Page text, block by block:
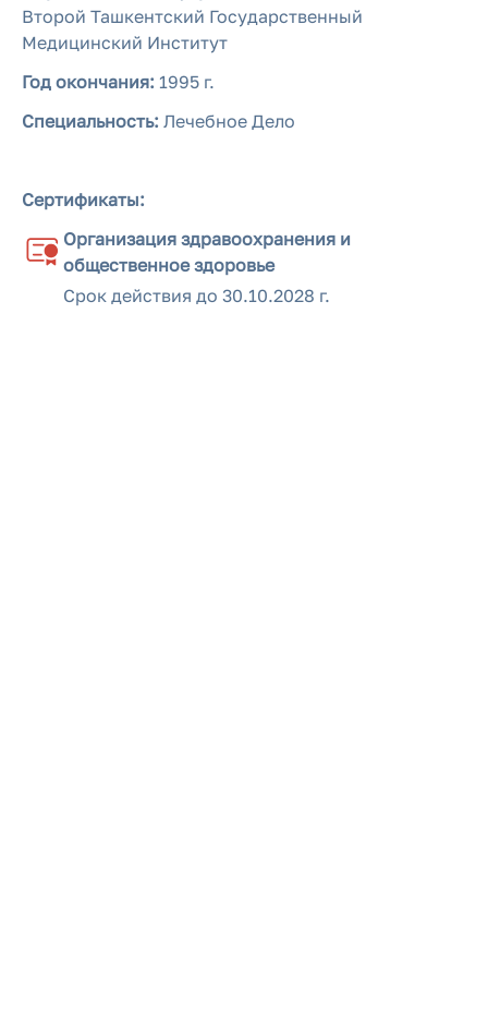
Второй Ташкентский Государственный
Медицинский Институт
Год окончания: 1995 г.
Специальность: Лечебное Дело
Сертификаты:
Организация здравоохранения и
общественное здоровье
Срок действия до 30.10.2028 г.